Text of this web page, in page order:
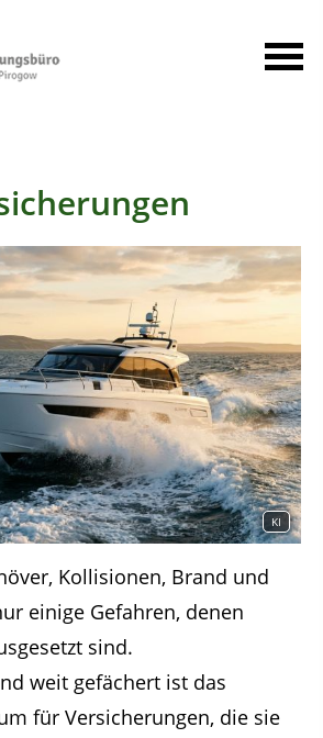
KI
Kollisionen, Brand und
einige Gefahren, denen
sind.
weit gefächert ist das
für Versicherungen, die sie